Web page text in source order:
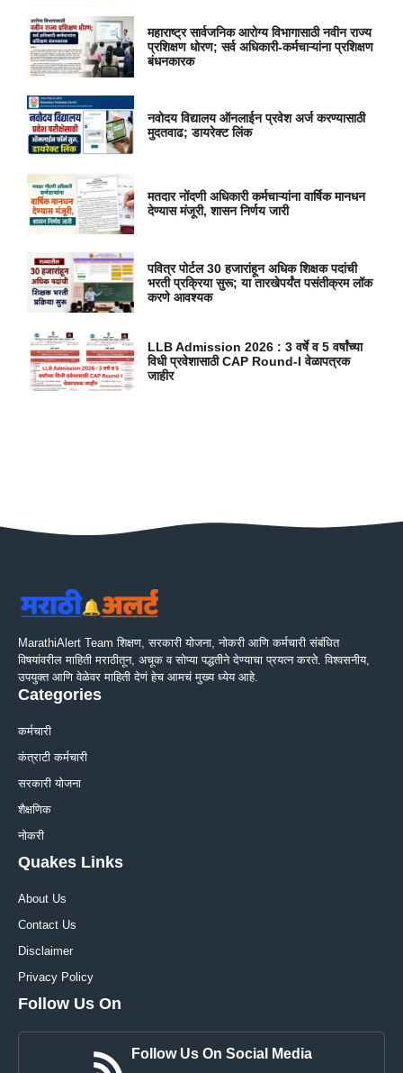
महाराष्ट्र सार्वजनिक आरोग्य विभागासाठी नवीन राज्य
प्रशिक्षण धोरण; सर्व अधिकारी-कर्मचाऱ्यांना प्रशिक्षण
बंधनकारक
नवोदय विद्यालय ऑनलाईन प्रवेश अर्ज करण्यासाठी
मुदतवाढ; डायरेक्ट लिंक
मतदार नोंदणी अधिकारी कर्मचाऱ्यांना वार्षिक मानधन
देण्यास मंजूरी, शासन निर्णय जारी
पवित्र पोर्टल 30 हजारांहून अधिक शिक्षक पदांची
भरती प्रक्रिया सुरू; या तारखेपर्यंत पसंतीक्रम लॉक
करणे आवश्यक
LLB Admission 2026 : 3 वर्षे व 5 वर्षांच्या
विधी प्रवेशासाठी CAP Round-I वेळापत्रक
जाहीर
MarathiAlert Team शिक्षण, सरकारी योजना, नोकरी आणि कर्मचारी संबंधित
विषयांवरील माहिती मराठीतून, अचूक व सोप्या पद्धतीने देण्याचा प्रयत्न करते. विश्वसनीय,
उपयुक्त आणि वेळेवर माहिती देणं हेच आमचं मुख्य ध्येय आहे.
Categories
कर्मचारी
कंत्राटी कर्मचारी
सरकारी योजना
शैक्षणिक
नोकरी
Quakes Links
About Us
Contact Us
Disclaimer
Privacy Policy
Follow Us On
Follow Us On Social Media